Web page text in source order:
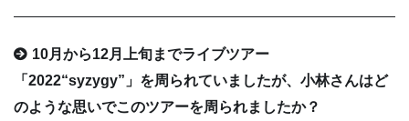
10月から12月上旬までライブツアー
「2022“syzygy”」を周られていましたが、小林さんはど
のような思いでこのツアーを周られましたか？